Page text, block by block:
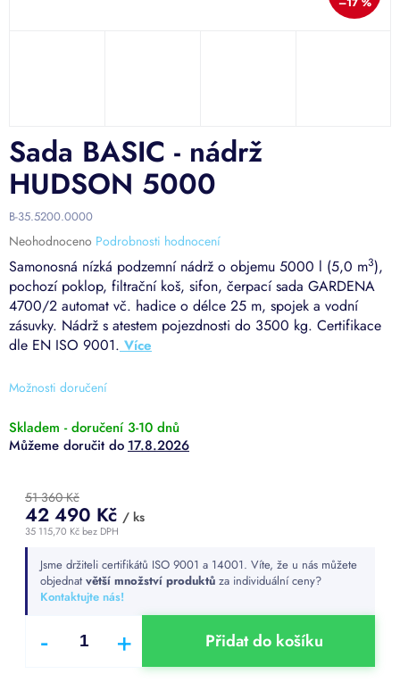
Možnosti doručení
Samonosná nízká podzemní nádrž o objemu 5000 l (5,0 m3),
pochozí poklop, filtrační koš, sifon, čerpací sada GARDENA
4700/2 automat vč. hadice o délce 25 m, spojek a vodní
zásuvky. Nádrž s atestem pojezdnosti do 3500 kg. Certifikace
dle EN ISO 9001.
Sada BASIC - nádrž
HUDSON 5000
B-35.5200.0000
Průměrné
hodnocení
produktu
je
0,0
z
5
Neohodnoceno Podrobnosti hodnocení
Skladem - doručení 3-10 dnů
17.8.2026
51 360 Kč
42 490 Kč / ks
35 115,70 Kč bez DPH
cena:Jsme držiteli certifikátů ISO 9001 a 14001. Víte, že u nás můžete
objednat větší množství produktů za individuální ceny?
Kontaktujte nás!
Přidat do košíku